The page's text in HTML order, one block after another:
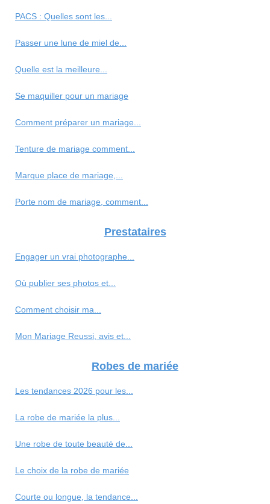
PACS : Quelles sont les...
Passer une lune de miel de...
Quelle est la meilleure...
Se maquiller pour un mariage
Comment préparer un mariage...
Tenture de mariage comment...
Marque place de mariage,...
Porte nom de mariage, comment...
Prestataires
Engager un vrai photographe...
Où publier ses photos et...
Comment choisir ma...
Mon Mariage Reussi, avis et...
Robes de mariée
Les tendances 2026 pour les...
La robe de mariée la plus...
Une robe de toute beauté de...
Le choix de la robe de mariée
Courte ou longue, la tendance...